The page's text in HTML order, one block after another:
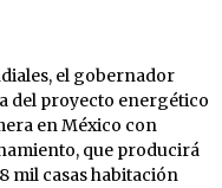
el gobernador
del proyecto energético
en México con
que producirá
mil casas habitación